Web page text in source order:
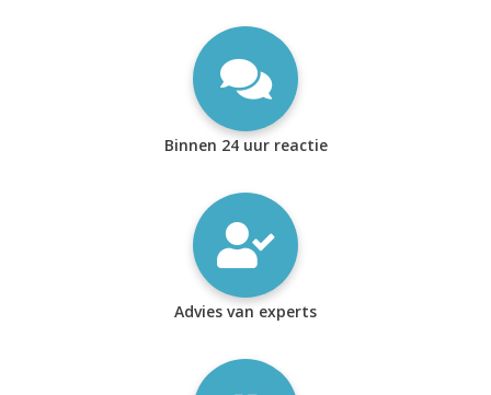
Binnen 24 uur reactie
Advies van experts